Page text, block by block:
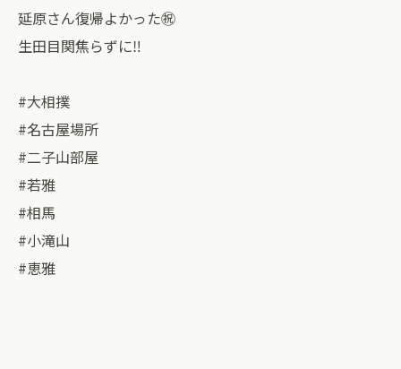
⁡延原さん復帰よかった㊗️
生田目関焦らずに‼️
#大相撲
#名古屋場所
#二子山部屋
#若雅
#相馬
#小滝山
#恵雅